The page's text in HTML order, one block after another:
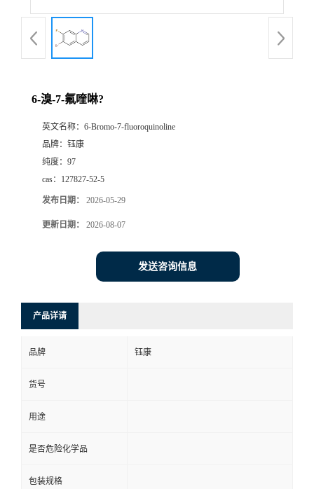
6-溴-7-氟喹啉?
英文名称： 6-Bromo-7-fluoroquinoline
品牌： 钰康
纯度： 97
cas： 127827-52-5
发布日期： 2026-05-29
更新日期： 2026-08-07
发送咨询信息
产品详请
品牌 钰康
货号
用途
是否危险化学品
包装规格